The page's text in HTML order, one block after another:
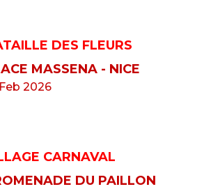
DES FLEURS
MASSENA - NICE
2026
CARNAVAL
DU PAILLON